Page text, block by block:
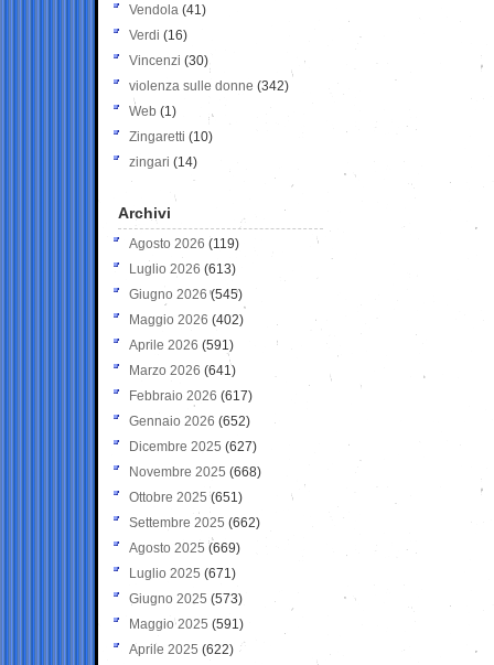
Vendola (41)
Verdi (16)
Vincenzi (30)
violenza sulle donne (342)
Web (1)
Zingaretti (10)
zingari (14)
Archivi
Agosto 2026 (119)
Luglio 2026 (613)
Giugno 2026 (545)
Maggio 2026 (402)
Aprile 2026 (591)
Marzo 2026 (641)
Febbraio 2026 (617)
Gennaio 2026 (652)
Dicembre 2025 (627)
Novembre 2025 (668)
Ottobre 2025 (651)
Settembre 2025 (662)
Agosto 2025 (669)
Luglio 2025 (671)
Giugno 2025 (573)
Maggio 2025 (591)
Aprile 2025 (622)